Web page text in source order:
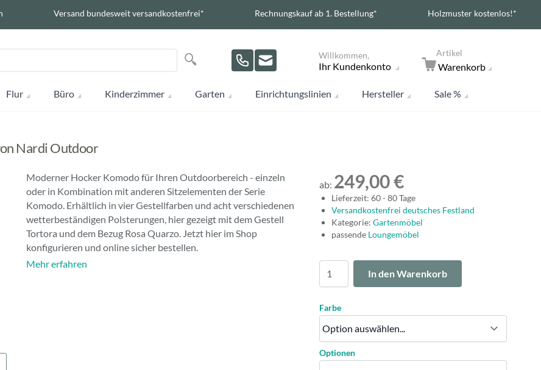
Versand bundesweit versandkostenfrei* Rechnungskauf ab 1. Bestellung* Holzmuster kostenlos!*
Suche
Suche Willkommen,
Ihr Kundenkonto
Artikel
Warenkorb
Flur Büro Kinderzimmer Garten Einrichtungslinien Hersteller Sale %
Nardi Outdoor
Moderner Hocker Komodo für Ihren Outdoorbereich - einzeln
oder in Kombination mit anderen Sitzelementen der Serie
Komodo. Erhältlich in vier Gestellfarben und acht verschiedenen
wetterbeständigen Polsterungen, hier gezeigt mit dem Gestell
Tortora und dem Bezug Rosa Quarzo. Jetzt hier im Shop
konfigurieren und online sicher bestellen.
Mehr erfahren
ab: 249,00 €
Lieferzeit: 60 - 80 Tage
Versandkostenfrei deutsches Festland
Kategorie: Gartenmöbel
passende Loungemöbel
In den Warenkorb
Farbe
Optionen